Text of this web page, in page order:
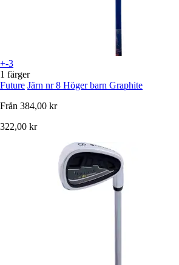
+-3
1 färger
Future Järn nr 8 Höger barn Graphite
Från 384,00 kr
322,00 kr